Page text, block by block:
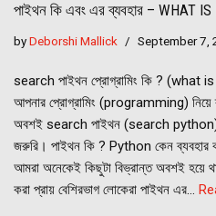
পাইথন কি এবং এর ব্যবহার – WHAT
byDeborshi Mallick September 7,
search পাইথন প্রোগ্রামিং কি ?
আপনার প্রোগ্রামিং (programming) নিয়ে
অবশই search পাইথন (search python)
জরুরি। পাইথন কি ? Python কেন ব্যবহার
আমরা অনেকেই কিছুটা বিভ্রান্ত অবশই
করা প্রায় বেশিরভাগ লোকেরা পাইথন এর…